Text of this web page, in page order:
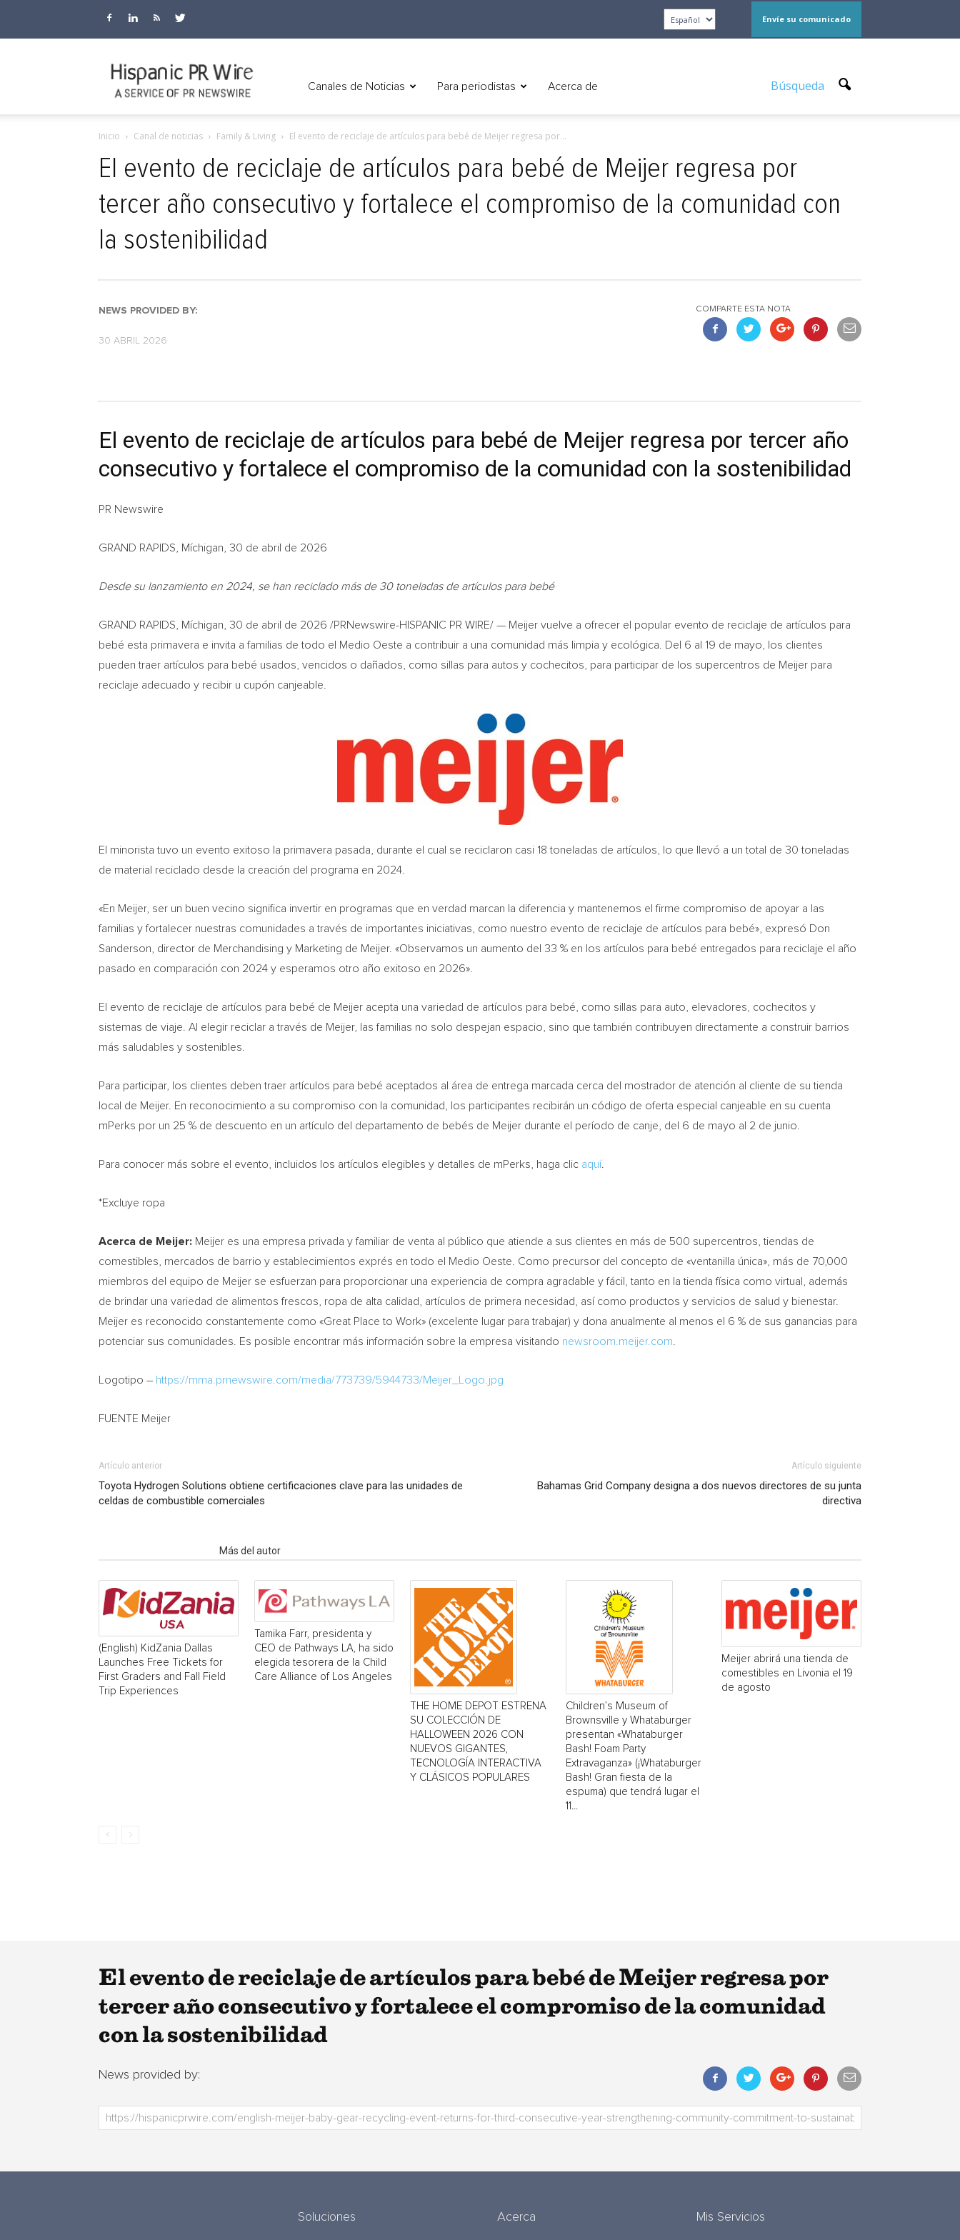
Envíe su comunicado
Canales de Noticias Para periodistas Acerca de Búsqueda
Inicio Canal de noticias Family & Living El evento de reciclaje de artículos para bebé de Meijer regresa por...
El evento de reciclaje de artículos para bebé de Meijer regresa por
tercer año consecutivo y fortalece el compromiso de la comunidad con
la sostenibilidad
NEWS PROVIDED BY:
30 ABRIL 2026
COMPARTE ESTA NOTA
El evento de reciclaje de artículos para bebé de Meijer regresa por tercer año
consecutivo y fortalece el compromiso de la comunidad con la sostenibilidad
PR Newswire
GRAND RAPIDS, Míchigan, 30 de abril de 2026
Desde su lanzamiento en 2024, se han reciclado más de 30 toneladas de artículos para bebé
GRAND RAPIDS, Míchigan 30 de abril de 2026 /PRNewswire-HISPANIC PR WIRE/ — Meijer vuelve a ofrecer el popular evento de reciclaje de artículos para
bebé esta primavera e invita a familias de todo el Medio Oeste a contribuir a una comunidad más limpia y ecológica. Del 6 al 19 de mayo, los clientes
pueden traer artículos para bebé usados, vencidos o dañados, como sillas para autos y cochecitos, para participar de los supercentros de Meijer para
reciclaje adecuado y recibir u cupón canjeable.
El minorista tuvo un evento exitoso la primavera pasada, durante el cual se reciclaron casi 18 toneladas de artículos, lo que llevó a un total de 30 toneladas
de material reciclado desde la creación del programa en 2024.
«En Meijer, ser un buen vecino significa invertir en programas que en verdad marcan la diferencia y mantenemos el firme compromiso de apoyar a las
familias y fortalecer nuestras comunidades a través de importantes iniciativas, como nuestro evento de reciclaje de artículos para bebé», expresó Don
Sanderson, director de Merchandising y Marketing de Meijer. «Observamos un aumento del 33 % en los artículos para bebé entregados para reciclaje el año
pasado en comparación con 2024 y esperamos otro año exitoso en 2026».
El evento de reciclaje de artículos para bebé de Meijer acepta una variedad de artículos para bebé, como sillas para auto, elevadores, cochecitos y
sistemas de viaje. Al elegir reciclar a través de Meijer, las familias no solo despejan espacio, sino que también contribuyen directamente a construir barrios
más saludables y sostenibles.
Para participar, los clientes deben traer artículos para bebé aceptados al área de entrega marcada cerca del mostrador de atención al cliente de su tienda
local de Meijer. En reconocimiento a su compromiso con la comunidad, los participantes recibirán un código de oferta especial canjeable en su cuenta
mPerks por un 25 % de descuento en un artículo del departamento de bebés de Meijer durante el período de canje, del 6 de mayo al 2 de junio.
Para conocer más sobre el evento, incluidos los artículos elegibles y detalles de mPerks, haga clic aquí
*Excluye ropa
Acerca de Meijer: Meijer es una empresa privada y familiar de venta al público que atiende a sus clientes en más de 500 supercentros, tiendas de
comestibles, mercados de barrio y establecimientos exprés en todo el Medio Oeste. Como precursor del concepto de «ventanilla única», más de 70,000
miembros del equipo de Meijer se esfuerzan para proporcionar una experiencia de compra agradable y fácil, tanto en la tienda física como virtual, además
de brindar una variedad de alimentos frescos, ropa de alta calidad, artículos de primera necesidad, así como productos y servicios de salud y bienestar.
Meijer es reconocido constantemente como «Great Place to Work» (excelente lugar para trabajar) y dona anualmente al menos el 6 % de sus ganancias para
potenciar sus comunidades. Es posible encontrar más información sobre la empresa visitando newsroom.meijer.com
Logotipo – https://mma.prnewswire.com/media/773739/5944733/Meijer_Logo.jpg
FUENTE Meijer
Artículo anterior
Toyota Hydrogen Solutions obtiene certificaciones clave para las unidades de
celdas de combustible comerciales
Artículo siguiente
Bahamas Grid Company designa a dos nuevos directores de su junta
directiva
Más del autor
(English) KidZania Dallas
Launches Free Tickets for
First Graders and Fall Field
Trip Experiences
Tamika Farr, presidenta y
CEO de Pathways LA, ha sido
elegida tesorera de la Child
Care Alliance of Los Angeles
THE HOME DEPOT ESTRENA
SU COLECCIÓN DE
HALLOWEEN 2026 CON
NUEVOS GIGANTES,
TECNOLOGÍA INTERACTIVA
Y CLÁSICOS POPULARES
Children’s Museum of
Brownsville y Whataburger
presentan «Whataburger
Bash! Foam Party
Extravaganza» (¡Whataburger
Bash! Gran fiesta de la
espuma) que tendrá lugar el
11...
Meijer abrirá una tienda de
comestibles en Livonia el 19
de agosto
El evento de reciclaje de artículos para bebé de Meijer regresa por
tercer año consecutivo y fortalece el compromiso de la comunidad
con la sostenibilidad
News provided by:
Soluciones Acerca Mis Servicios